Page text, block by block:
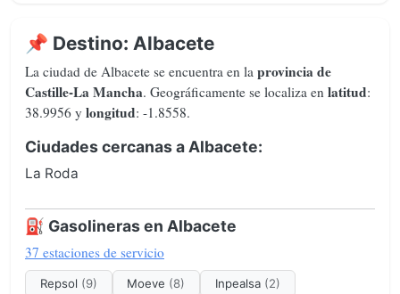
📌 Destino: Albacete
La ciudad de Albacete se encuentra en la provincia de
Castille-La Mancha. Geográficamente se localiza en latitud:
38.9956 y longitud: -1.8558.
Ciudades cercanas a Albacete:
La Roda
⛽ Gasolineras en Albacete
37 estaciones de servicio
Repsol (9) Moeve (8) Inpealsa (2)